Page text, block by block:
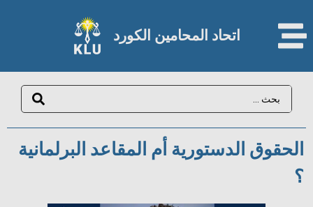
اتحاد المحامين الكورد​
الحقوق الدستورية أم المقاعد البرلمانية
؟